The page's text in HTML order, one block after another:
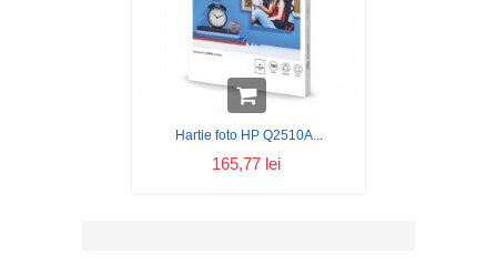
Hartie foto HP Q2510A...
165,77 lei